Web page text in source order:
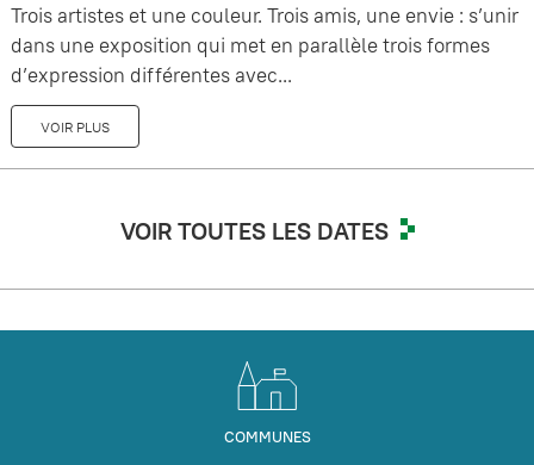
Trois artistes et une couleur. Trois amis, une envie : s’unir
dans une exposition qui met en parallèle trois formes
d’expression différentes avec...
VOIR PLUS
VOIR TOUTES LES DATES
COMMUNES